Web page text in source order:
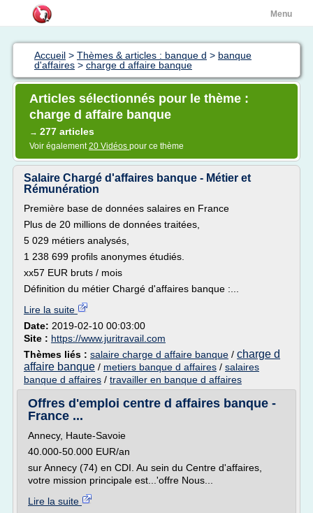
Menu
Accueil > Thèmes & articles : banque d > banque
d'affaires > charge d affaire banque
Articles sélectionnés pour le thème :
charge d affaire banque
→ 277 articles
Voir également20 Vidéos pour ce thème
Salaire Chargé d'affaires banque - Métier et
Rémunération
Première base de données salaires en France
Plus de 20 millions de données traitées,
5 029 métiers analysés,
1 238 699 profils anonymes étudiés.
xx57 EUR bruts / mois
Définition du métier Chargé d'affaires banque :...
Lire la suite
Date: 2019-02-10 00:03:00
Site : https://www.juritravail.com
Thèmes liés : salaire charge d affaire banque / charge d
affaire banque / metiers banque d affaires / salaires
banque d affaires / travailler en banque d affaires
Offres d'emploi centre d affaires banque -
France ...
Annecy, Haute-Savoie
40.000-50.000 EUR/an
sur Annecy (74) en CDI. Au sein du Centre d'affaires,
votre mission principale est...'offre Nous...
Lire la suite